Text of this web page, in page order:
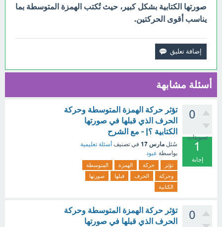
صورتها الكتابية بشكل كبير، حيث تُكتب الهمزة المتوسطة بما
يناسب أقوى الحركتين.
أسئلة مشابهة
0
تصويتات
1
إجابة
تؤثر حركة الهمزة المتوسطة وحركة
الحرف الذي قبلها في صورتها
الكتابية ؟| - مع الشرح
سُئل مارس 17 في تصنيف أسئلة تعليمية
بواسطة عبود
تؤثر حركة الهمزة
المتوسطة
وحركة
الحرف قبلها
صورتها
الكتابية
0
تؤثر حركة الهمزة المتوسطة وحركة
الحرف الذي قبلها في صورتها